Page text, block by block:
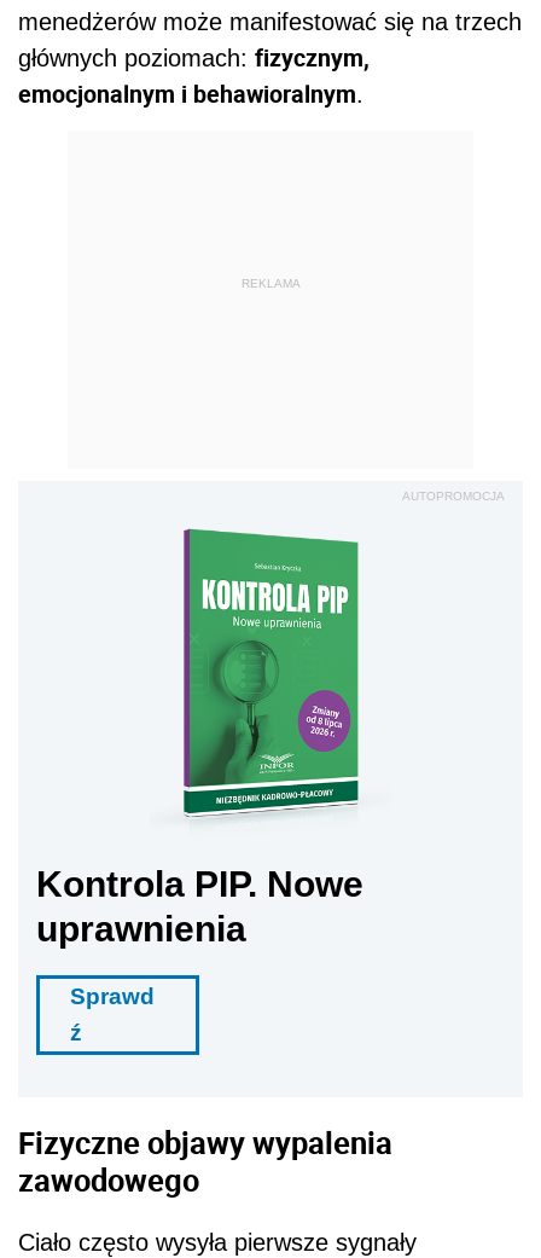
menedżerów może manifestować się na trzech
głównych poziomach: fizycznym,
emocjonalnym i behawioralnym.
REKLAMA
AUTOPROMOCJA
Kontrola PIP. Nowe
uprawnienia
Sprawd
ź
Fizyczne objawy wypalenia
zawodowego
Ciało często wysyła pierwsze sygnały